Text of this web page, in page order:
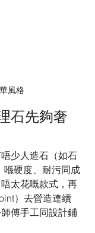
風格
石先夠奢
少人造石（如石
喺硬度、耐污同成
太花嘅款式，再
）去營造連續
傅手工同設計鋪